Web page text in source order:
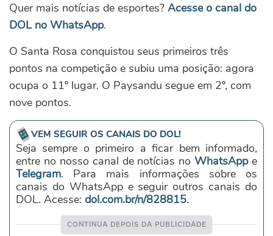
Quer mais notícias de esportes? Acesse o canal do
DOL no WhatsApp.
O Santa Rosa conquistou seus primeiros três
pontos na competição e subiu uma posição: agora
ocupa o 11º lugar. O Paysandu segue em 2º, com
nove pontos.
VEM SEGUIR OS CANAIS DO DOL!
Seja sempre o primeiro a ficar bem informado,
entre no nosso canal de notícias noWhatsAppe
Telegram. Para mais informações sobre os
canais do WhatsApp e seguir outros canais do
DOL. Acesse: dol.com.br/n/828815.